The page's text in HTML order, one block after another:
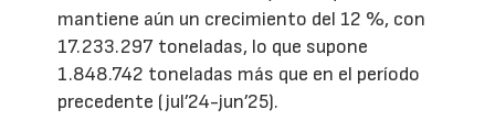
mantiene aún un crecimiento del 12 %, con
17.233.297 toneladas, lo que supone
1.848.742 toneladas más que en el período
precedente (jul’24-jun’25).